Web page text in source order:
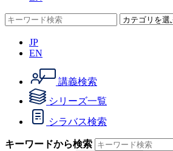
JP
EN
講義検索
シリーズ一覧
シラバス検索
キーワードから検索